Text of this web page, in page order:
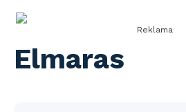
Reklama
Elmaras